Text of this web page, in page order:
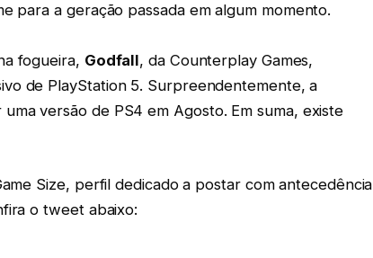
para a geração passada em algum momento.
fogueira, Godfall, da Counterplay Games,
de PlayStation 5. Surpreendentemente, a
versão de PS4 em Agosto. Em suma, existe
Size, perfil dedicado a postar com antecedência
o tweet abaixo: